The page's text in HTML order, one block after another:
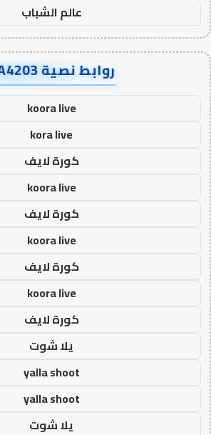
عالم الشباب
روابط نصية AA4203
koora live
kora live
كورة لايف
koora live
كورة لايف
koora live
كورة لايف
koora live
كورة لايف
يلا شوت
yalla shoot
yalla shoot
يلا شوت